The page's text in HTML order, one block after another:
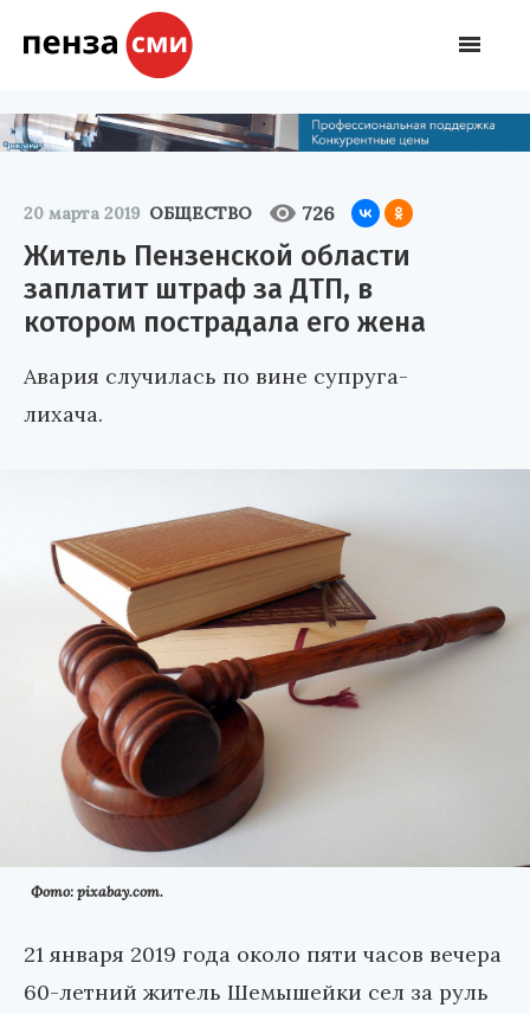
20 марта 2019 ОБЩЕСТВО 726
Житель Пензенской области
заплатит штраф за ДТП, в
котором пострадала его жена
Авария случилась по вине супруга-
лихача.
Фото: pixabay.com.
21 января 2019 года около пяти часов вечера
60-летний житель Шемышейки сел за руль